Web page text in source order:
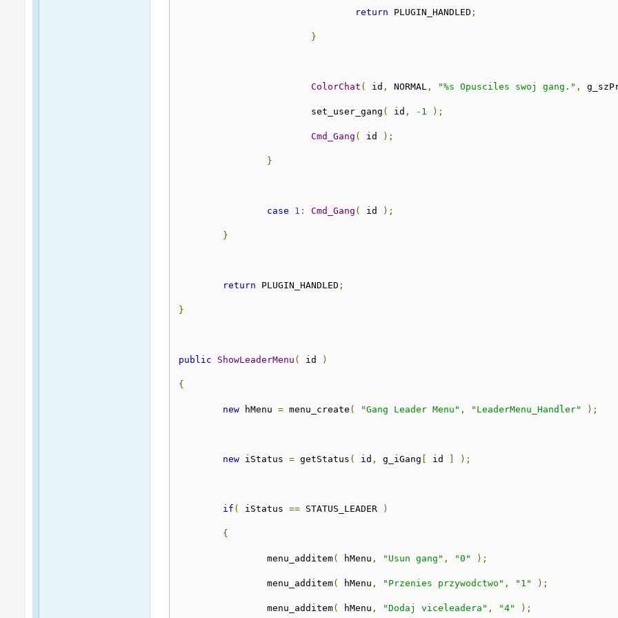
return PLUGIN_HANDLED ;
}
ColorChat ( id , NORMAL , "%s Opusciles swoj gang." ,
			set_user_gang
( id , - 1 );
Cmd_Gang ( id );
}
case 1 : Cmd_Gang ( id );
}
return PLUGIN_HANDLED ;
}
public ShowLeaderMenu ( id )
{
new hMenu = menu_create ( "Gang Leader Menu" , "LeaderMenu_Handler" );
new iStatus = getStatus ( id , g_iGang [ id ] );
if ( iStatus == STATUS_LEADER )
{
		menu_additem
( hMenu , "Usun gang" , "0" );
		menu_additem
( hMenu , "Przenies przywodctwo" , "1" );
		menu_additem
( hMenu , "Dodaj viceleadera" , "4" );